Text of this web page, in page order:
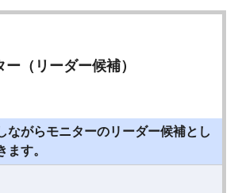
（リーダー候補）
ながらモニターのリーダー候補とし
ます。